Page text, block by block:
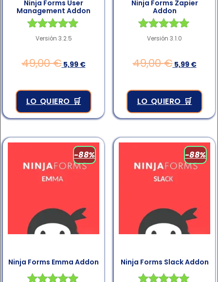
Ninja Forms User
Management Addon
Valorado en
de 5
Versión 3.2.5
49,00€ 5,99 €
LO QUIERO 🛒
Ninja Forms Zapier
Addon
Valorado en
de 5
Versión 3.1.0
49,00€ 5,99 €
LO QUIERO 🛒
-88%
Ninja Forms Emma Addon
-88%
Ninja Forms Slack Addon